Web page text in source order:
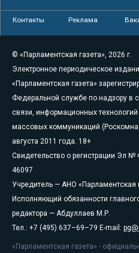
Контакты Реклама
© «Парламентская газета», 2026 г.
Электронное периодическое
«Парламентская газета»
Федеральной службе по надзору в
связи, информационных технологий
массовых коммуникаций
августа 2011 года. 18+
Свидетельство о регистрации Эл №
46097
Учредитель — АНО «Парламентская
Исполняющий обязанности
редактора — Абдуллаев М.Р.
Тел.: +7 (495) 637–69–79 E-mail:
«Парламентская газета» -